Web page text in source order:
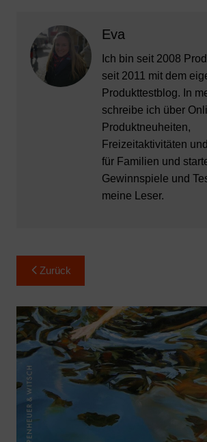
Eva
Ich bin seit 2008
seit 2011 mit dem
Produkttestblog. In
schreibe ich über
Produktneuheiten,
Freizeitaktivitäten
für Familien und
Gewinnspiele und
meine Leser.
Beitragsnavigation
Zurück